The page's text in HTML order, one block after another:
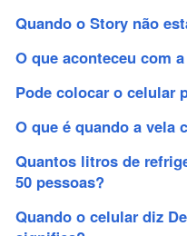
Quando o Story não
O que aconteceu com
Pode colocar o celular
O que é quando a vela
Quantos litros de
50 pessoas?
Quando o celular diz